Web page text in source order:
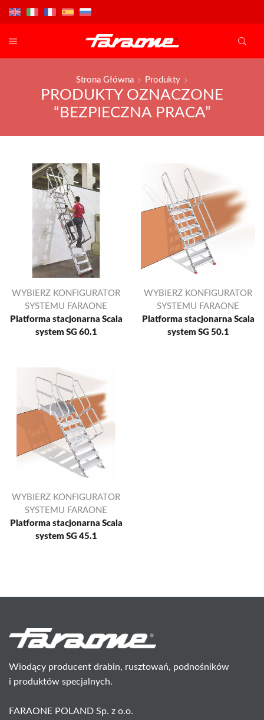
Strona Główna Produkty
PRODUKTY OZNACZONE
“BEZPIECZNA PRACA”
WYBIERZ KONFIGURATOR
SYSTEMU FARAONE
Platforma stacjonarna Scala
system SG 60.1
WYBIERZ KONFIGURATOR
SYSTEMU FARAONE
Platforma stacjonarna Scala
system SG 50.1
WYBIERZ KONFIGURATOR
SYSTEMU FARAONE
Platforma stacjonarna Scala
system SG 45.1
Wiodący producent drabin, rusztowań, podnośników
i produktów specjalnych.
FARAONE POLAND Sp. z o.o.